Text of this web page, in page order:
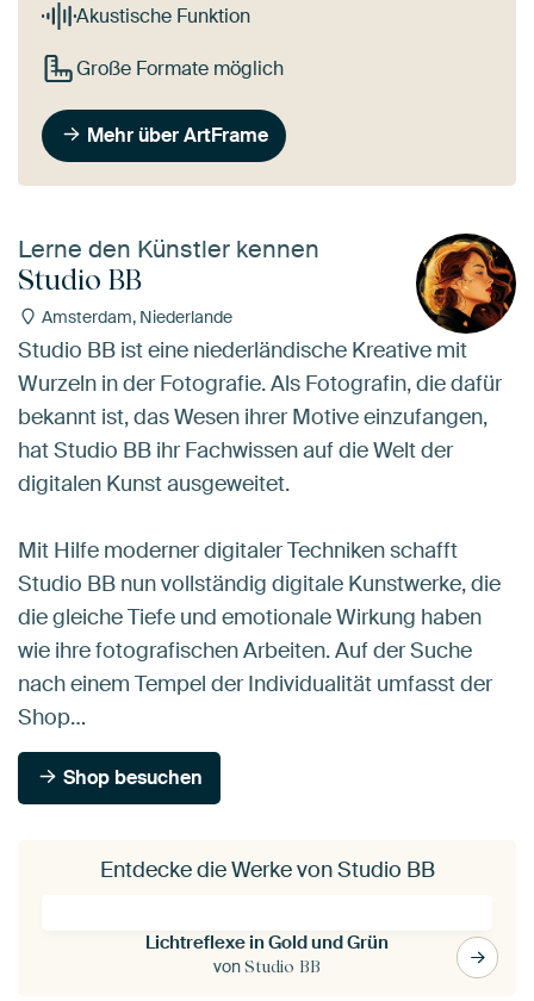
Akustische Funktion
Große Formate möglich
Mehr über ArtFrame
Lerne den Künstler kennen
Studio BB
Amsterdam, Niederlande
Studio BB ist eine niederländische Kreative mit
Wurzeln in der Fotografie. Als Fotografin, die dafür
bekannt ist, das Wesen ihrer Motive einzufangen,
hat Studio BB ihr Fachwissen auf die Welt der
digitalen Kunst ausgeweitet.
Mit Hilfe moderner digitaler Techniken schafft
Studio BB nun vollständig digitale Kunstwerke, die
die gleiche Tiefe und emotionale Wirkung haben
wie ihre fotografischen Arbeiten. Auf der Suche
nach einem Tempel der Individualität umfasst der
Shop…
Shop besuchen
Entdecke die Werke von Studio BB
Lichtreflexe in Gold und Grün
vonStudio BB